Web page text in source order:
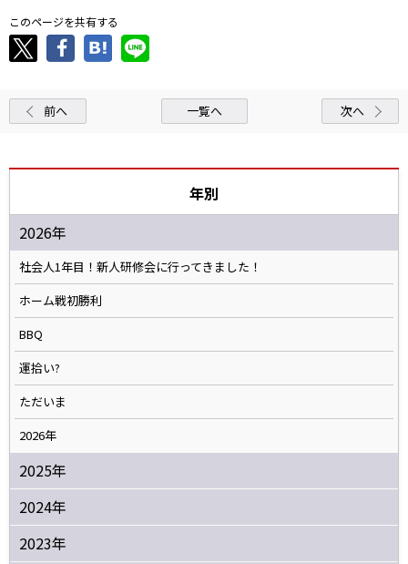
このページを共有する
前へ 一覧へ 次へ
年別
2026年
社会人1年目！新人研修会に行ってきました！
ホーム戦初勝利
BBQ
運拾い?
ただいま
2026年
2025年
2024年
2023年